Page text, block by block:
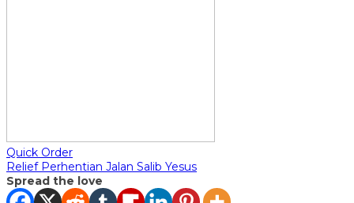
Quick Order
Relief Perhentian Jalan Salib Yesus
Spread the love